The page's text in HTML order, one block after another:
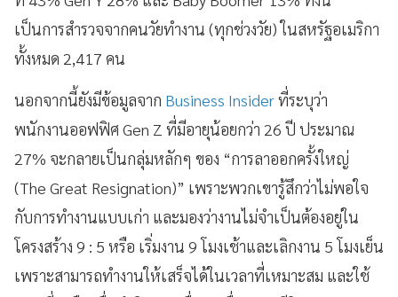
เป็นการสำรวจจากคนวัยทำงาน (ทุกช่วงวัย) ในสหรัฐอเมริกา
ทั้งหมด 2,417 คน
นอกจากนี้ยังมีข้อมูลจาก Business Insiderที่ระบุว่า
พนักงานออฟฟิศ Gen Z ที่มีอายุน้อยกว่า 26 ปี ประมาณ
27% จะกลายเป็นกลุ่มหลักๆ ของ “การลาออกครั้งใหญ่
(The Great Resignation)” เพราะพวกเขารู้สึกว่าไม่พอใจ
กับการทำงานแบบเก่า และมองว่างานไม่จำเป็นต้องอยู่ใน
โครงสร้าง 9 : 5 หรือ เริ่มงาน 9 โมงเช้าและเลิกงาน 5 โมงเย็น
เพราะสามารถทำงานให้เสร็จได้ในเวลาที่เหมาะสม และใช้